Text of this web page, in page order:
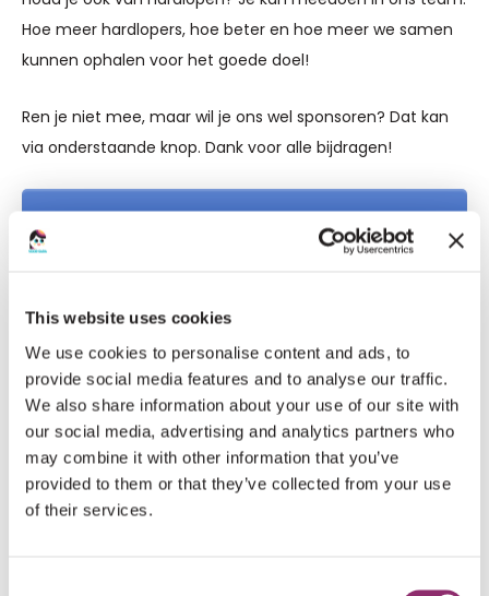
This website uses cookies
We use cookies to personalise content and ads, to
provide social media features and to analyse our traffic.
We also share information about your use of our site with
our social media, advertising and analytics partners who
may combine it with other information that you’ve
provided to them or that they’ve collected from your use
of their services.
Hoe meer hardlopers, hoe beter en hoe meer we samen
kunnen ophalen voor het goede doel!
Ren je niet mee, maar wil je ons wel sponsoren? Dat kan
via onderstaande knop. Dank voor alle bijdragen!
DELEN OP SOCIAL
DEEL DIT EVENEMENT IN JOUW
NETWERK